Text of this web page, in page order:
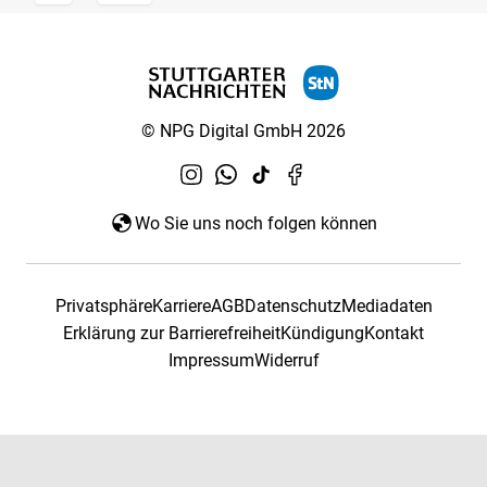
© NPG Digital GmbH 2026
Wo Sie uns noch folgen können
PrivatsphäreKarriereAGBDatenschutzMediadaten
Erklärung zur BarrierefreiheitKündigungKontakt
ImpressumWiderruf